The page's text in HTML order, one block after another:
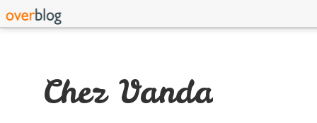
Chez Vanda